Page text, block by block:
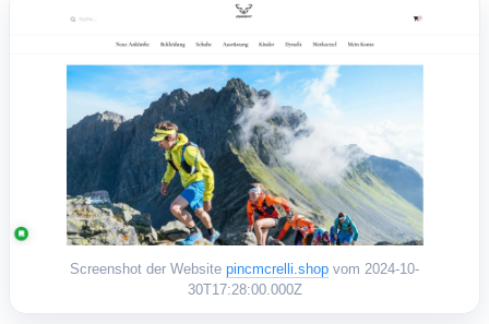
Screenshot der Website pincmcrelli.shop vom 2024-10-
30T17:28:00.000Z